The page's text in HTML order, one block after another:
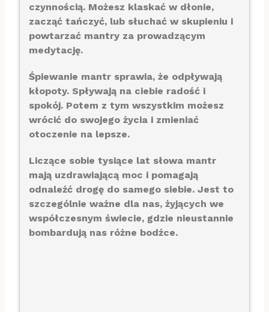
czynnością. Możesz klaskać w dłonie,
zacząć tańczyć, lub słuchać w skupieniu i
powtarzać mantry za prowadzącym
medytację.
Śpiewanie mantr sprawia, że odpływają
kłopoty. Spływają na ciebie radość i
spokój. Potem z tym wszystkim możesz
wrócić do swojego życia i zmieniać
otoczenie na lepsze.
Liczące sobie tysiące lat słowa mantr
mają uzdrawiającą moc i pomagają
odnaleźć drogę do samego siebie. Jest to
szczególnie ważne dla nas, żyjących we
współczesnym świecie, gdzie nieustannie
bombardują nas różne bodźce.